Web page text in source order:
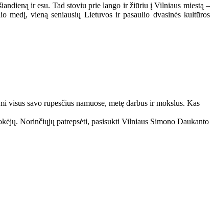
ir esu. Tad stoviu prie lango ir žiūriu į Vilniaus miestą –
medį, vieną seniausių Lietuvos ir pasaulio dvasinės kultūros
visus savo rūpesčius namuose, metę darbus ir mokslus. Kas
Norinčiųjų patrepsėti, pasisukti Vilniaus Simono Daukanto